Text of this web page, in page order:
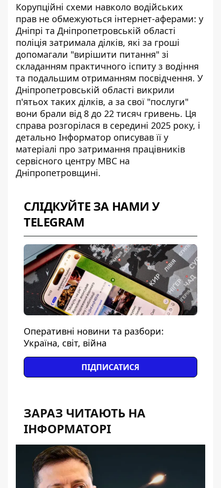
Корупційні схеми навколо водійських
прав не обмежуються інтернет-аферами: у
Дніпрі та Дніпропетровській області
поліція затримала ділків, які за гроші
допомагали "вирішити питання" зі
складанням практичного іспиту з водіння
та подальшим отриманням посвідчення. У
Дніпропетровській області викрили
п'ятьох таких ділків, а за свої "послуги"
вони брали від 8 до 22 тисяч гривень. Ця
справа розгорілася в середині 2025 року, і
детально Інформатор описував її у
матеріалі про затримання працівників
сервісного центру МВС на
Дніпропетровщині.
СЛІДКУЙТЕ ЗА НАМИ У
TELEGRAM
Оперативні новини та разбори:
Україна, світ, війна
ПІДПИСАТИСЯ
ЗАРАЗ ЧИТАЮТЬ НА
ІНФОРМАТОРІ